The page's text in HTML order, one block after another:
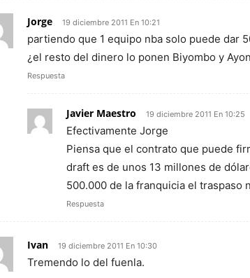
Jorge 19 diciembre 2011 En 10:21
partiendo que 1 equipo nba solo puede dar
¿el resto del dinero lo ponen Biyombo y
Respuesta
Javier Maestro 19 diciembre 2011 En 10:25
Efectivamente Jorge
Piensa que el contrato que puede
draft es de unos 13 millones de
500.000 de la franquicia el traspaso
Respuesta
Ivan 19 diciembre 2011 En 10:30
Tremendo lo del fuenla.